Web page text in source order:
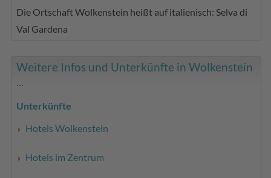
Die Ortschaft Wolkenstein heißt auf italienisch: Selva di
Val Gardena
Weitere Infos und Unterkünfte in Wolkenstein
...
Unterkünfte
Hotels Wolkenstein
Hotels im Zentrum